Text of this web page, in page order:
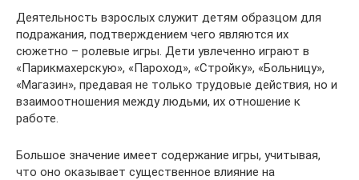
Деятельность взрослых служит детям образцом для
подражания, подтверждением чего являются их
сюжетно – ролевые игры. Дети увлеченно играют в
«Парикмахерскую», «Пароход», «Стройку», «Больницу»,
«Магазин», предавая не только трудовые действия, но и
взаимоотношения между людьми, их отношение к
работе.
Большое значение имеет содержание игры, учитывая,
что оно оказывает существенное влияние на